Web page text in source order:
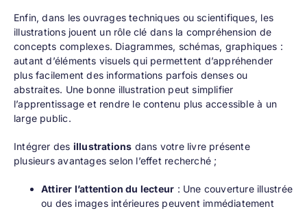
Enfin, dans les ouvrages techniques ou scientifiques, les
illustrations jouent un rôle clé dans la compréhension de
concepts complexes. Diagrammes, schémas, graphiques :
autant d’éléments visuels qui permettent d’appréhender
plus facilement des informations parfois denses ou
abstraites. Une bonne illustration peut simplifier
l’apprentissage et rendre le contenu plus accessible à un
large public.
Intégrer des illustrations dans votre livre présente
plusieurs avantages selon l’effet recherché ;
Attirer l’attention du lecteur : Une couverture illustrée
ou des images intérieures peuvent immédiatement